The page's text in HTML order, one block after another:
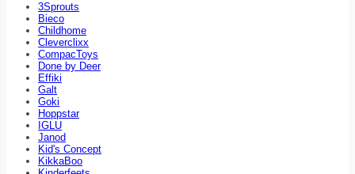
3Sprouts
Bieco
Childhome
Cleverclixx
CompacToys
Done by Deer
Effiki
Galt
Goki
Hoppstar
IGLU
Janod
Kid's Concept
KikkaBoo